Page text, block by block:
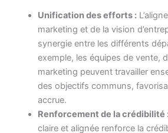
Unification des efforts :
marketing et de la vision
synergie entre les différents
exemple, les équipes de vente,
marketing peuvent travailler
des objectifs communs,
accrue.
Renforcement de la crédibilité
claire et alignée renforce la